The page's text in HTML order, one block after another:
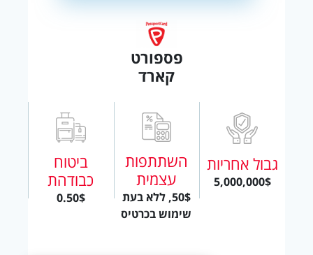
פספורט
קארד
גבול אחריות
5,000,000$
השתתפות
עצמית
50$, ללא בעת
שימוש בכרטיס
ביטוח
כבודהת
0.50$